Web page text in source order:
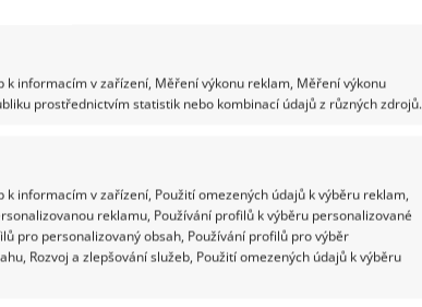
k informacím v zařízení, Měření výkonu reklam, Měření výkonu
prostřednictvím statistik nebo kombinací údajů z různých zdrojů.
k informacím v zařízení, Použití omezených údajů k výběru reklam,
reklamu, Používání profilů k výběru personalizované
pro personalizovaný obsah, Používání profilů pro výběr
Rozvoj a zlepšování služeb, Použití omezených údajů k výběru